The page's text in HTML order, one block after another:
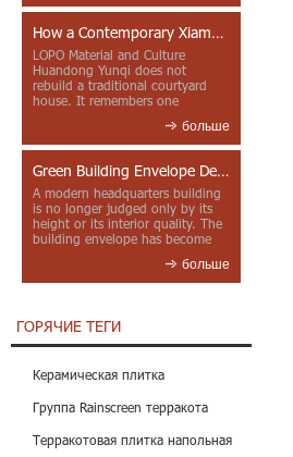
How a Contemporary Xiamen Project Reframes Minnan Red Brick
LOPO Material and Culture
Huandong Yunqi does not
rebuild a traditional courtyard
house. It remembers one
больше
Green Building Envelope Design: Clay Sunscreen Fins for Modern Headquarters Architecture
A modern headquarters building
is no longer judged only by its
height or its interior quality. The
building envelope has become
больше
ГОРЯЧИЕ ТЕГИ
Керамическая плитка
Группа Rainscreen терракота
Терракотовая плитка напольная